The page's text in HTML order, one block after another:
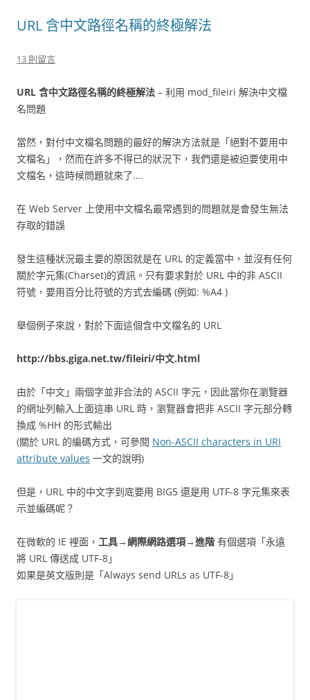
URL 含中文路徑名稱的終極解法
13 則留言
URL 含中文路徑名稱的終極解法 – 利用 mod_fileiri 解決中文檔
名問題
當然，對付中文檔名問題的最好的解決方法就是「絕對不要用中
文檔名」，然而在許多不得已的狀況下，我們還是被迫要使用中
文檔名，這時候問題就來了….
在 Web Server 上使用中文檔名最常遇到的問題就是會發生無法
存取的錯誤
發生這種狀況最主要的原因就是在 URL 的定義當中，並沒有任何
關於字元集(Charset)的資訊。只有要求對於 URL 中的非 ASCII
符號，要用百分比符號的方式去編碼 (例如: %A4 )
舉個例子來說，對於下面這個含中文檔名的 URL
http://bbs.giga.net.tw/fileiri/中文.html
由於「中文」兩個字並非合法的 ASCII 字元，因此當你在瀏覽器
的網址列輸入上面這串 URL 時，瀏覽器會把非 ASCII 字元部分轉
換成 %HH 的形式輸出
(關於 URL 的編碼方式，可參閱 Non-ASCII characters in URI
attribute values 一文的說明)
但是，URL 中的中文字到底要用 BIG5 還是用 UTF-8 字元集來表
示並編碼呢？
在微軟的 IE 裡面， 工具→網際網路選項→進階 有個選項「永遠
將 URL 傳送成 UTF-8」
如果是英文版則是「Always send URLs as UTF-8」